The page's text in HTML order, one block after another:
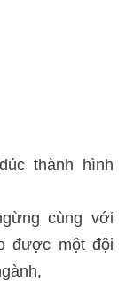
thành hình
cùng với
được một đội